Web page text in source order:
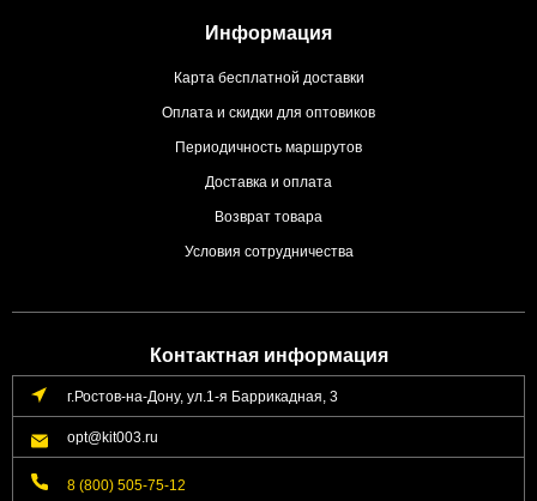
Информация
Карта бесплатной доставки
Оплата и скидки для оптовиков
Периодичность маршрутов
Доставка и оплата
Возврат товара
Условия сотрудничества
Контактная информация
г.Ростов-на-Дону, ул.1-я Баррикадная, 3
opt@kit003.ru
8 (800) 505-75-12